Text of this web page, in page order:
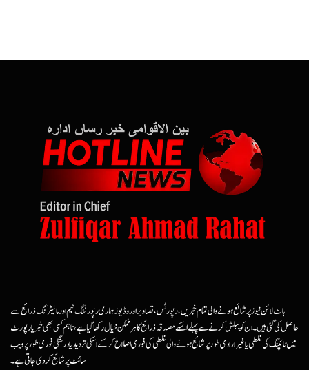
ہاٹ لائن نیوز پر شائع ہونے والی تمام خبریں، رپورٹس، تصاویر اور وڈیوز ہماری رپورٹنگ ٹیم اور مانیٹرنگ ذرائع سے
حاصل کی گئی ہیں۔ ان کو پبلش کرنے سے پہلے اسکے مصدقہ ذرائع کا ہرممکن خیال رکھا گیا ہے، تاہم کسی بھی خبر یا رپورٹ
میں ٹائپنگ کی غلطی یا غیرارادی طور پر شائع ہونے والی غلطی کی فوری اصلاح کرکے اسکی تردید یا درستگی فوری طور پر ویب
سائٹ پر شائع کردی جاتی ہے۔